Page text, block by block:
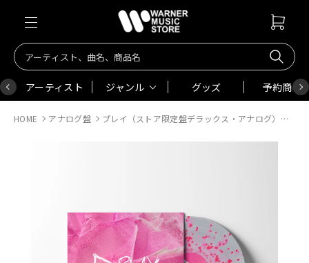
アーティスト ジャンル グッズ 予約商品
HOME アナログ盤 プレイ（ストア限定盤デラックス・アナログ）【輸入盤】